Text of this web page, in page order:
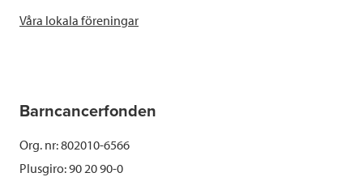
Våra lokala föreningar
Barncancerfonden
Org. nr: 802010-6566
Plusgiro: 90 20 90-0